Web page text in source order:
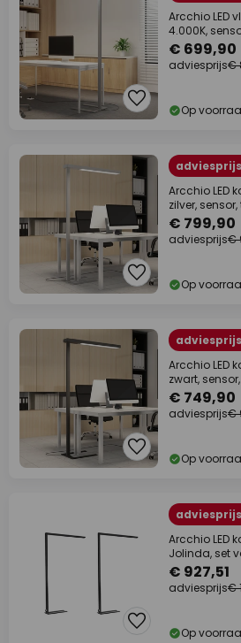
Arcchio LED
4.000K,
€ 699,90
adviesprijs€
Op
Arcchio LED
zilver,
€ 799,90
adviesprijs€
Op
Arcchio LED
zwart,
€ 749,90
adviesprijs€
Op
Arcchio LED
Jolinda, set
€ 927,51
adviesprijs€
Op